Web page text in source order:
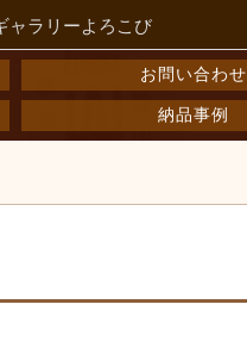
ャラリーよろこび
お問い合わせ
納品事例